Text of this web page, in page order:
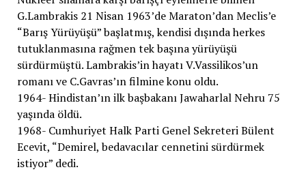
G.Lambrakis 21 Nisan 1963’de Maraton’dan Meclis’e
“Barış Yürüyüşü” başlatmış, kendisi dışında herkes
tutuklanmasına rağmen tek başına yürüyüşü
sürdürmüştü. Lambrakis’in hayatı V.Vassilikos’un
romanı ve C.Gavras’ın filmine konu oldu.
1964- Hindistan’ın ilk başbakanı Jawaharlal Nehru 75
yaşında öldü.
1968- Cumhuriyet Halk Parti Genel Sekreteri Bülent
Ecevit, “Demirel, bedavacılar cennetini sürdürmek
istiyor” dedi.